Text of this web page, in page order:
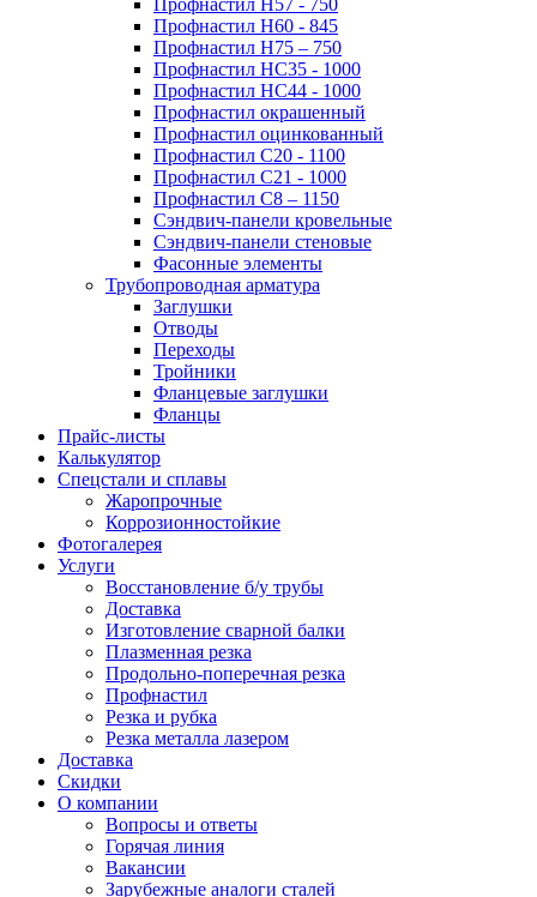
Профнастил Н57 - 750
Профнастил Н60 - 845
Профнастил Н75 – 750
Профнастил НС35 - 1000
Профнастил НС44 - 1000
Профнастил окрашенный
Профнастил оцинкованный
Профнастил С20 - 1100
Профнастил С21 - 1000
Профнастил С8 – 1150
Сэндвич-панели кровельные
Сэндвич-панели стеновые
Фасонные элементы
Трубопроводная арматура
Заглушки
Отводы
Переходы
Тройники
Фланцевые заглушки
Фланцы
Прайс-листы
Калькулятор
Спецстали и сплавы
Жаропрочные
Коррозионностойкие
Фотогалерея
Услуги
Восстановление б/у трубы
Доставка
Изготовление сварной балки
Плазменная резка
Продольно-поперечная резка
Профнастил
Резка и рубка
Резка металла лазером
Доставка
Скидки
О компании
Вопросы и ответы
Горячая линия
Вакансии
Зарубежные аналоги сталей